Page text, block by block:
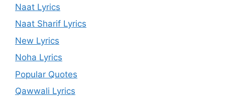
Naat Lyrics
Naat Sharif Lyrics
New Lyrics
Noha Lyrics
Popular Quotes
Qawwali Lyrics